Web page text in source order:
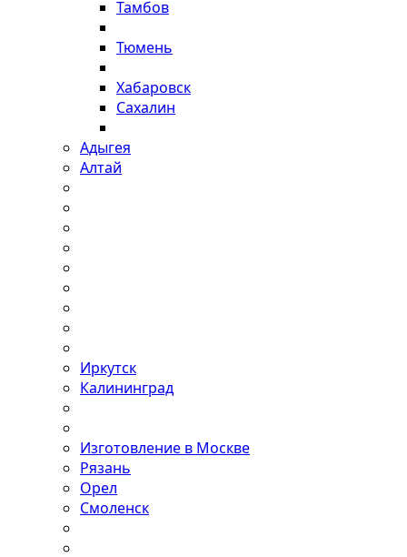
Тамбов
Тюмень
Хабаровск
Сахалин
Адыгея
Алтай
Иркутск
Калининград
Изготовление в Москве
Рязань
Орел
Смоленск